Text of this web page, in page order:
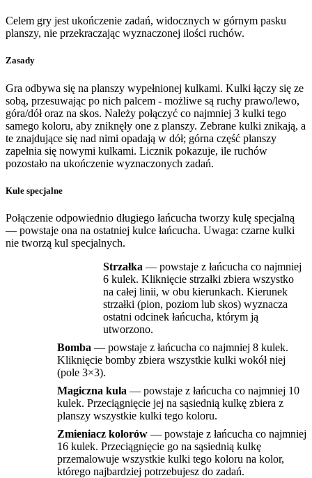
Celem gry jest ukończenie zadań, widocznych w górnym pasku
planszy, nie przekraczając wyznaczonej ilości ruchów.
Zasady
Gra odbywa się na planszy wypełnionej kulkami. Kulki łączy się ze
sobą, przesuwając po nich palcem - możliwe są ruchy prawo/lewo,
góra/dół oraz na skos. Należy połączyć co najmniej 3 kulki tego
samego koloru, aby zniknęły one z planszy. Zebrane kulki znikają, a
te znajdujące się nad nimi opadają w dół; górna część planszy
zapełnia się nowymi kulkami. Licznik pokazuje, ile ruchów
pozostało na ukończenie wyznaczonych zadań.
Kule specjalne
Połączenie odpowiednio długiego łańcucha tworzy kulę specjalną
— powstaje ona na ostatniej kulce łańcucha. Uwaga: czarne kulki
nie tworzą kul specjalnych.
Strzałka — powstaje z łańcucha co najmniej
6 kulek. Kliknięcie strzałki zbiera wszystko
na całej linii, w obu kierunkach. Kierunek
strzałki (pion, poziom lub skos) wyznacza
ostatni odcinek łańcucha, którym ją
utworzono.
Bomba — powstaje z łańcucha co najmniej 8 kulek.
Kliknięcie bomby zbiera wszystkie kulki wokół niej
(pole 3×3).
Magiczna kula — powstaje z łańcucha co najmniej 10
kulek. Przeciągnięcie jej na sąsiednią kulkę zbiera z
planszy wszystkie kulki tego koloru.
Zmieniacz kolorów — powstaje z łańcucha co najmniej
16 kulek. Przeciągnięcie go na sąsiednią kulkę
przemalowuje wszystkie kulki tego koloru na kolor,
którego najbardziej potrzebujesz do zadań.